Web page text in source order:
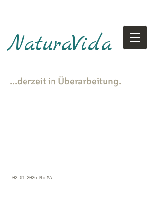
NaturaVida
...derzeit in Überarbeitung.
​02.01.2026 NicMA